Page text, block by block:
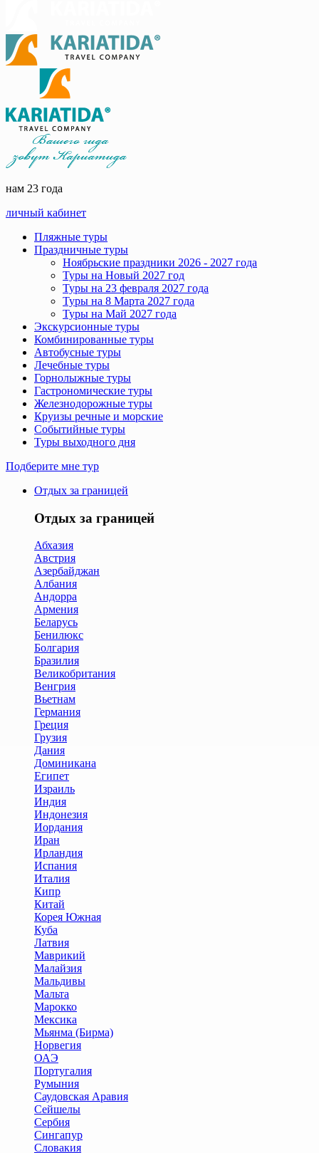
нам 23 года
личный кабинет
Пляжные туры
Праздничные туры
Ноябрьские праздники 2026 - 2027 года
Туры на Новый 2027 год
Туры на 23 февраля 2027 года
Туры на 8 Марта 2027 года
Туры на Май 2027 года
Экскурсионные туры
Комбинированные туры
Автобусные туры
Лечебные туры
Горнолыжные туры
Гастрономические туры
Железнодорожные туры
Круизы речные и морские
Событийные туры
Туры выходного дня
Подберите мне тур
Отдых за границей
Отдых за границей
Абхазия
Австрия
Азербайджан
Албания
Андорра
Армения
Беларусь
Бенилюкс
Болгария
Бразилия
Великобритания
Венгрия
Вьетнам
Германия
Греция
Грузия
Дания
Доминикана
Египет
Израиль
Индия
Индонезия
Иордания
Иран
Ирландия
Испания
Италия
Кипр
Китай
Корея Южная
Куба
Латвия
Маврикий
Малайзия
Мальдивы
Мальта
Марокко
Мексика
Мьянма (Бирма)
Норвегия
ОАЭ
Португалия
Румыния
Саудовская Аравия
Сейшелы
Сербия
Сингапур
Словакия